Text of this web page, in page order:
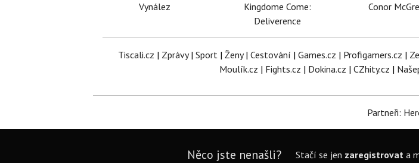
Vynález
Kingdome Come:
Deliverence
Conor
Tiscali.cz | Zprávy| Sport| Ženy| Cestování | Games.cz | Profigamers.cz |
Moulík.cz | Fights.cz | Dokina.cz | CZhity.cz |
Partneři:
Něco jste nenašli? Stačí se jen zaregistrovata